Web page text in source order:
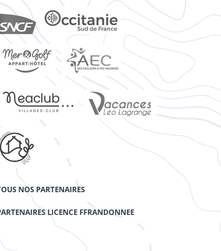
NOS PARTENAIRES
LICENCE FFRANDONNEE